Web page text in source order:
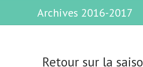
Archives 2016-2017
Retour sur la